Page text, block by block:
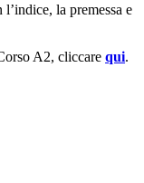
l’indice, la premessa e
A2, cliccarequi.